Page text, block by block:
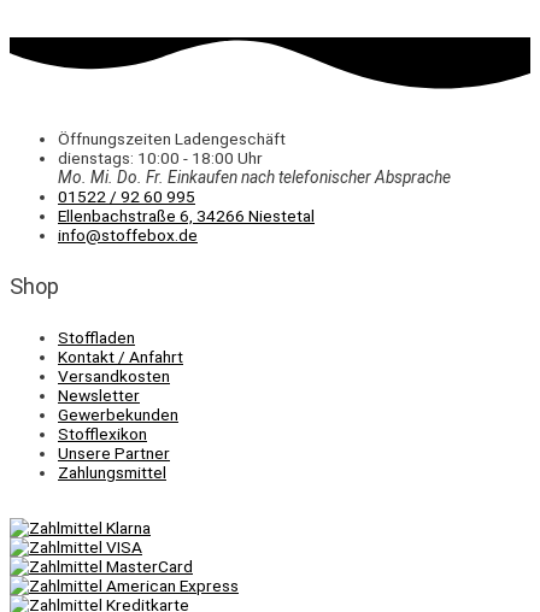
Öffnungszeiten Ladengeschäft
dienstags: 10:00 - 18:00 Uhr
Mo. Mi. Do. Fr. Einkaufennach telefonischer Absprache
01522 / 92 60 995
Ellenbachstraße 6, 34266 Niestetal
info@stoffebox.de
Shop
Stoffladen
Kontakt / Anfahrt
Versandkosten
Newsletter
Gewerbekunden
Stofflexikon
Unsere Partner
Zahlungsmittel